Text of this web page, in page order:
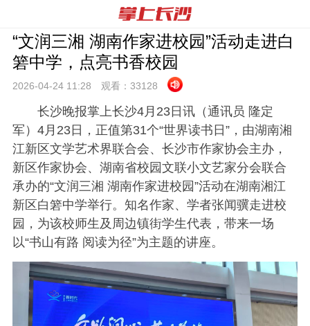
“文润三湘 湖南作家进校园”活动走进白
箬中学，点亮书香校园
2026-04-24 11:28 观看： 33128
长沙晚报掌上长沙4月23日讯（通讯员 隆定
军）4月23日，正值第31个“世界读书日”，由湖南湘
江新区文学艺术界联合会、长沙市作家协会主办，
新区作家协会、湖南省校园文联小文艺家分会联合
承办的“文润三湘 湖南作家进校园”活动在湖南湘江
新区白箬中学举行。知名作家、学者张闻骥走进校
园，为该校师生及周边镇街学生代表，带来一场
以“书山有路 阅读为径”为主题的讲座。